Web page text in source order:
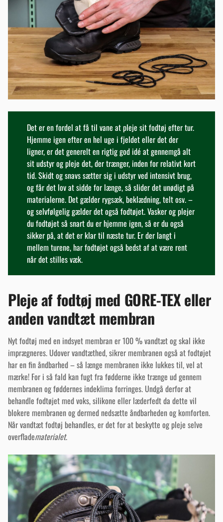
Det er en fordel at få til vane at pleje sit fodtøj efter tur.
Hjemme igen efter en hel uge i fjeldet eller det der
ligner, er det generelt en rigtig god idé at gennemgå alt
sit udstyr og pleje det, der trænger, inden for relativt kort
tid. Skidt og snavs sætter sig i udstyr ved intensivt brug,
og får det lov at sidde for længe, så slider det unødigt på
materialerne. Det gælder rygsæk, beklædning, telt osv. –
og selvfølgelig gælder det også fodtøjet. Vasker og plejer
du fodtøjet så snart du er hjemme igen, så er du også
sikker på, at det er klar til næste tur. Er der langt i
mellem turene, har fodtøjet også bedst af at være rent
når det stilles væk.
Pleje af fodtøj med GORE-TEX eller
anden vandtæt membran
Nyt fodtøj med en indsyet membran er 100 % vandtæt og skal ikke
imprægneres. Udover vandtæthed, sikrer membranen også at fodtøjet
har en fin åndbarhed – så længe membranen ikke lukkes til, vel at
mærke! For i så fald kan fugt fra fødderne ikke trænge ud gennem
membranen og føddernes indeklima forringes. Undgå derfor at
behandle fodtøjet med voks, silikone eller læderfedt da dette vil
blokere membranen og dermed nedsætte åndbarheden og komforten.
Når vandtæt fodtøj behandles, er det for at beskytte og pleje selve
overfladematerialet.